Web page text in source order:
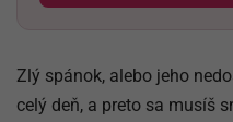
Zlý spánok, alebo jeho
celý deň, a preto sa musíš